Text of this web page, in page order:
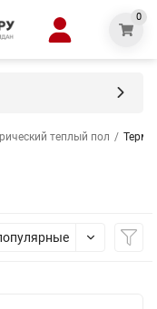
0
теплый пол /